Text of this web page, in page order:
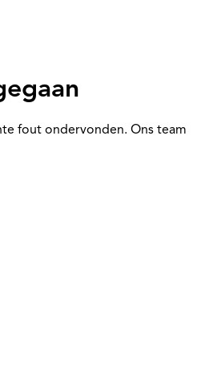
fout ondervonden. Ons team